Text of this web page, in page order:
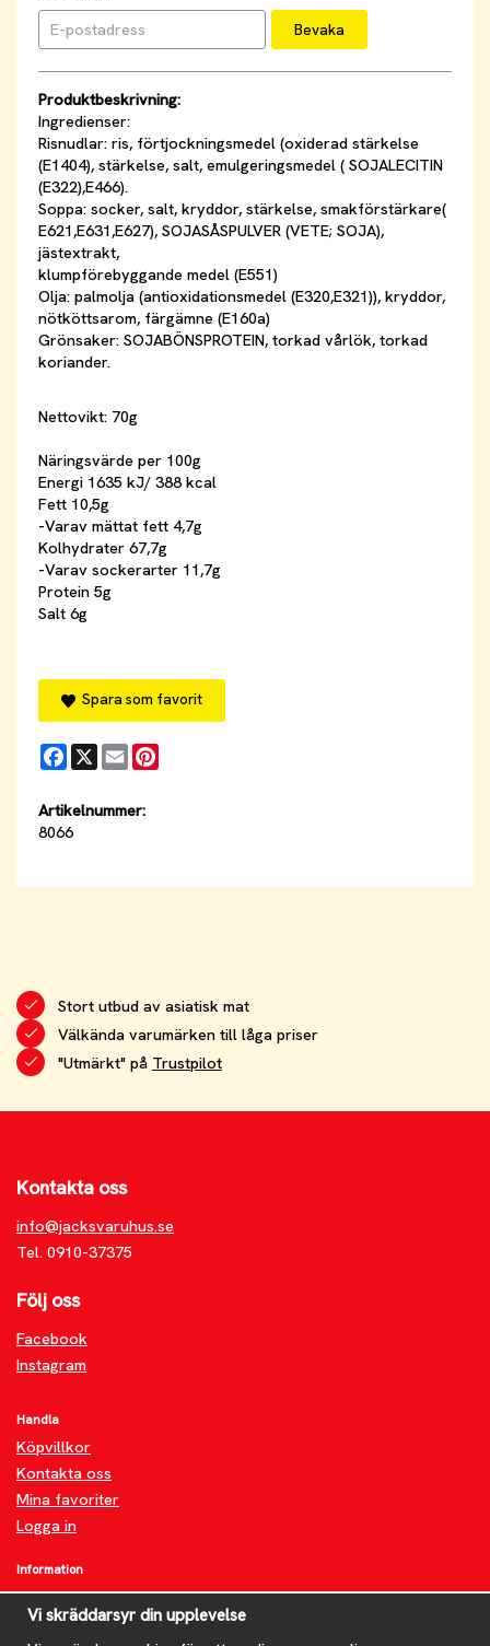
Bevaka
Produktbeskrivning:
Ingredienser:
Risnudlar: ris, förtjockningsmedel (oxiderad stärkelse
(E1404), stärkelse, salt, emulgeringsmedel ( SOJALECITIN
(E322),E466).
Soppa: socker, salt, kryddor, stärkelse, smakförstärkare(
E621,E631,E627), SOJASÅSPULVER (VETE; SOJA),
jästextrakt,
klumpförebyggande medel (E551)
Olja: palmolja (antioxidationsmedel (E320,E321)), kryddor,
nötköttsarom, färgämne (E160a)
Grönsaker: SOJABÖNSPROTEIN, torkad vårlök, torkad
koriander.
Nettovikt: 70g
Näringsvärde per 100g
Energi 1635 kJ/ 388 kcal
Fett 10,5g
-Varav mättat fett 4,7g
Kolhydrater 67,7g
-Varav sockerarter 11,7g
Protein 5g
Salt 6g
Spara som favorit
Facebook
X Email
Artikelnummer:
8066
Stort utbud av asiatisk mat
Välkända varumärken till låga priser
"Utmärkt" på Trustpilot
Kontakta oss
info@jacksvaruhus.se
Tel. 0910-37375
Följ oss
Facebook
Instagram
Handla
Köpvillkor
Kontakta oss
Mina favoriter
Logga in
Information
Om oss
FAQ
Vi skräddarsyr din upplevelse